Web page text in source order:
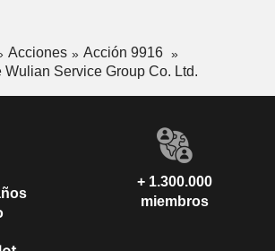
Acciones
Acción 9916
Service Group Co. Ltd.
+ 1.300.000
miembros